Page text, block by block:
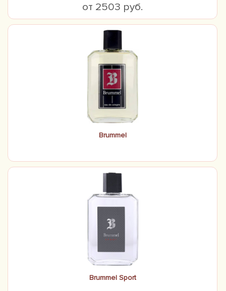
от 2503 руб.
Brummel
Brummel Sport